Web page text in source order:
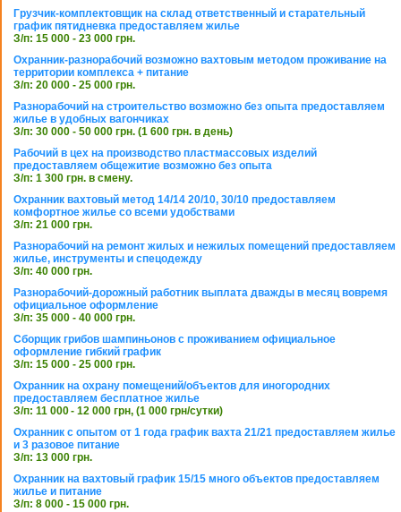
Грузчик-комплектовщик на склад ответственный и старательный
график пятидневка предоставляем жилье
З/п: 15 000 - 23 000 грн.
Охранник-разнорабочий возможно вахтовым методом проживание на
территории комплекса + питание
З/п: 20 000 - 25 000 грн.
Разнорабочий на строительство возможно без опыта предоставляем
жилье в удобных вагончиках
З/п: 30 000 - 50 000 грн. (1 600 грн. в день)
Рабочий в цех на производство пластмассовых изделий
предоставляем общежитие возможно без опыта
З/п: 1 300 грн. в смену.
Охранник вахтовый метод 14/14 20/10, 30/10 предоставляем
комфортное жилье со всеми удобствами
З/п: 21 000 грн.
Разнорабочий на ремонт жилых и нежилых помещений предоставляем
жилье, инструменты и спецодежду
З/п: 40 000 грн.
Разнорабочий-дорожный работник выплата дважды в месяц вовремя
официальное оформление
З/п: 35 000 - 40 000 грн.
Сборщик грибов шампиньонов с проживанием официальное
оформление гибкий график
З/п: 15 000 - 25 000 грн.
Охранник на охрану помещений/объектов для иногородних
предоставляем бесплатное жилье
З/п: 11 000 - 12 000 грн, (1 000 грн/сутки)
Охранник с опытом от 1 года график вахта 21/21 предоставляем жилье
и 3 разовое питание
З/п: 13 000 грн.
Охранник на вахтовый график 15/15 много объектов предоставляем
жилье и питание
З/п: 8 000 - 15 000 грн.